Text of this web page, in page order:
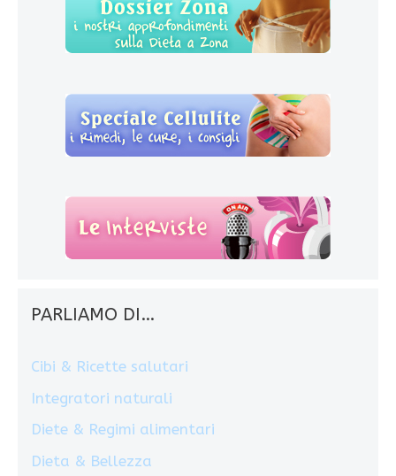
PARLIAMO DI…
Cibi & Ricette salutari
Integratori naturali
Diete & Regimi alimentari
Dieta & Bellezza